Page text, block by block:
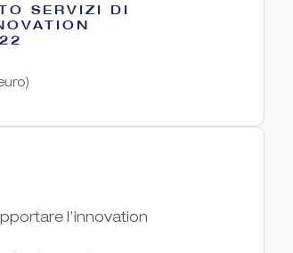
SERVIZI DI
l’innovation